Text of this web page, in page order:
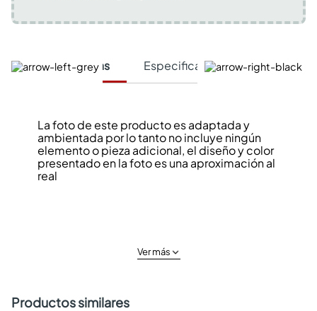
Características Especificaciones Técnicas
La foto de este producto es adaptada y
ambientada por lo tanto no incluye ningún
elemento o pieza adicional, el diseño y color
presentado en la foto es una aproximación al
real
Ver más
Productos similares